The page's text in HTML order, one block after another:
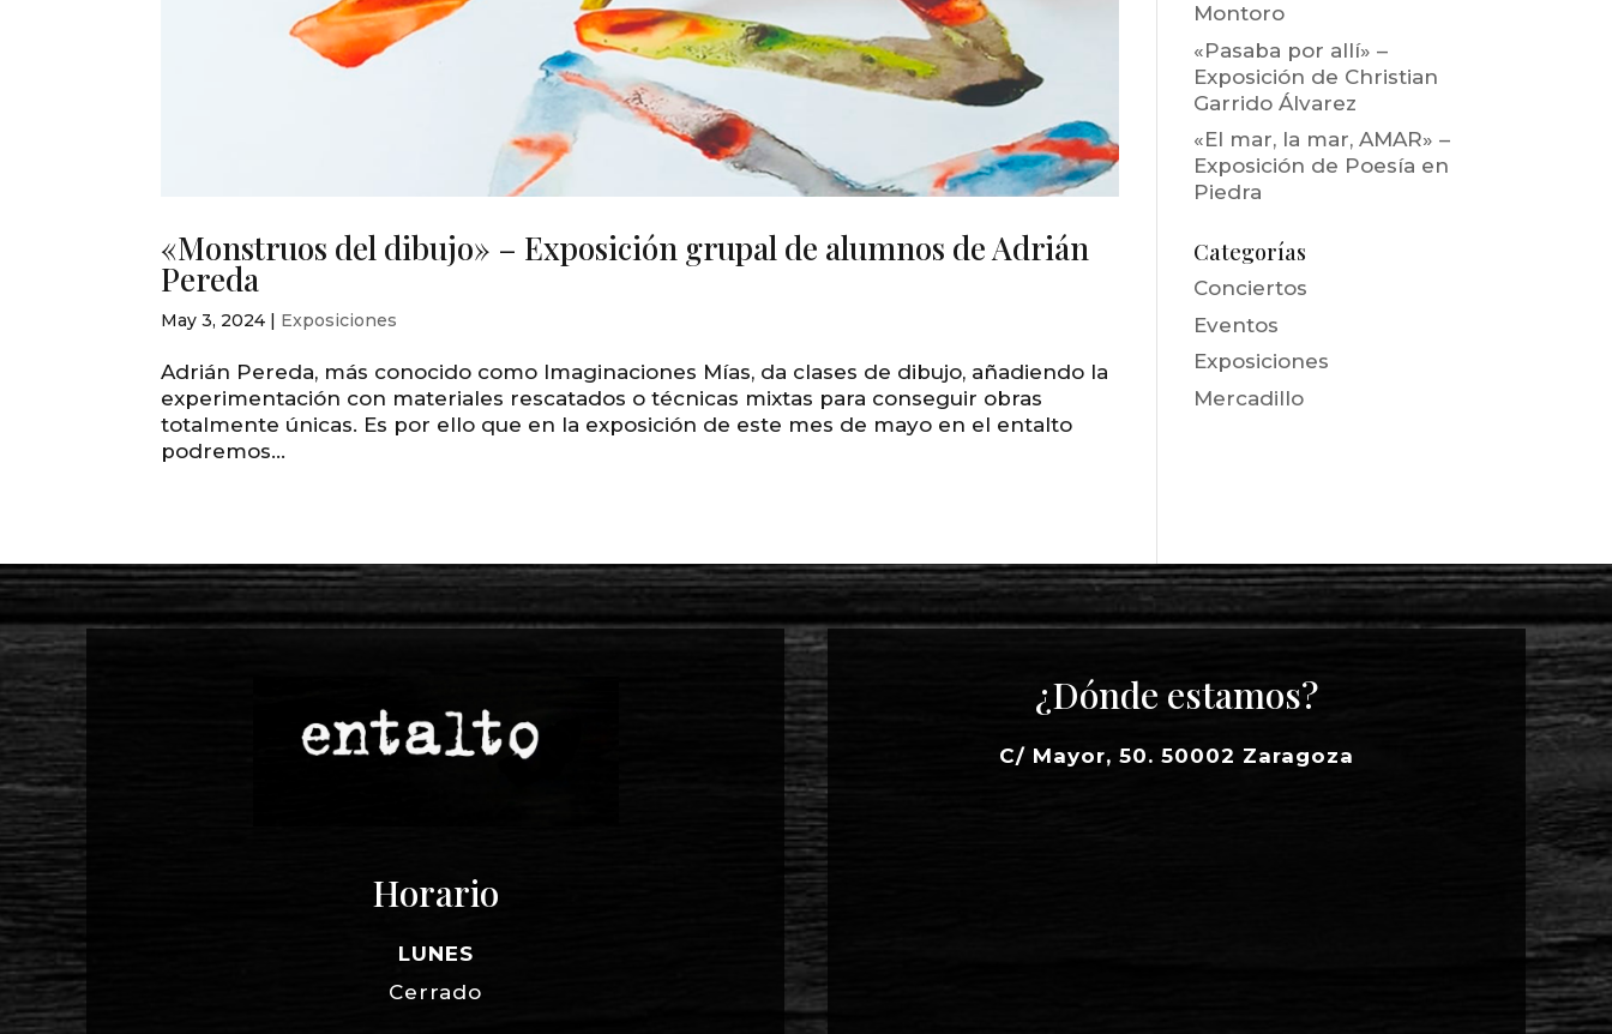
«Monstruos del dibujo» – Exposición grupal de alumnos de Adrián
Pereda
May 3, 2024 | Exposiciones
Adrián Pereda, más conocido como Imaginaciones Mías, da clases de dibujo, añadiendo la
experimentación con materiales rescatados o técnicas mixtas para conseguir obras
totalmente únicas. Es por ello que en la exposición de este mes de mayo en el entalto
podremos...
Montoro
«Pasaba por allí» –
Exposición de Christian
Garrido Álvarez
«El mar, la mar, AMAR» –
Exposición de Poesía en
Piedra
Categorías
Conciertos
Eventos
Exposiciones
Mercadillo
Horario
LUNES
Cerrado
¿Dónde estamos?
C/ Mayor, 50. 50002 Zaragoza